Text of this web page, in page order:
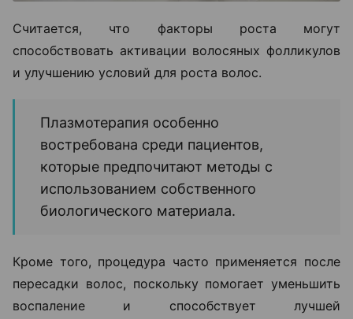
Считается, что факторы роста могут
способствовать активации волосяных фолликулов
и улучшению условий для роста волос.
Плазмотерапия особенно
востребована среди пациентов,
которые предпочитают методы с
использованием собственного
биологического материала.
Кроме того, процедура часто применяется после
пересадки волос, поскольку помогает уменьшить
воспаление и способствует лучшей